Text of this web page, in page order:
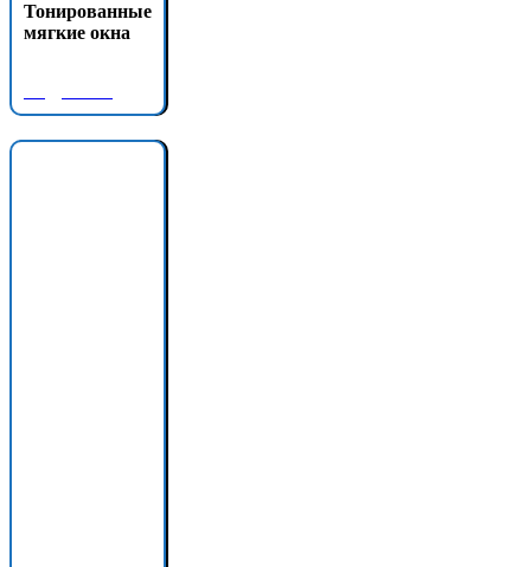
Тонированные
мягкие окна